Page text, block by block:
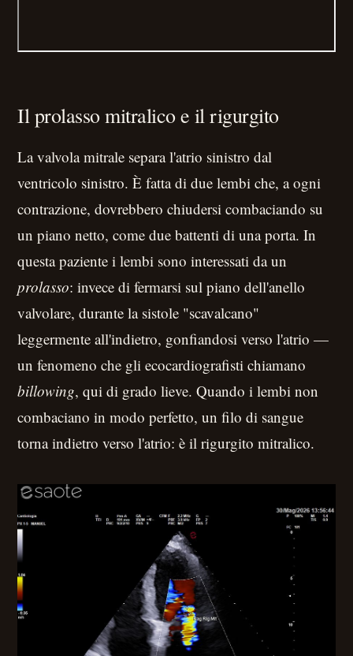
Il prolasso mitralico e il rigurgito
La valvola mitrale separa l'atrio sinistro dal
ventricolo sinistro. È fatta di due lembi che, a ogni
contrazione, dovrebbero chiudersi combaciando su
un piano netto, come due battenti di una porta. In
questa paziente i lembi sono interessati da un
prolasso: invece di fermarsi sul piano dell'anello
valvolare, durante la sistole "scavalcano"
leggermente all'indietro, gonfiandosi verso l'atrio —
un fenomeno che gli ecocardiografisti chiamano
billowing, qui di grado lieve. Quando i lembi non
combaciano in modo perfetto, un filo di sangue
torna indietro verso l'atrio: è il rigurgito mitralico.